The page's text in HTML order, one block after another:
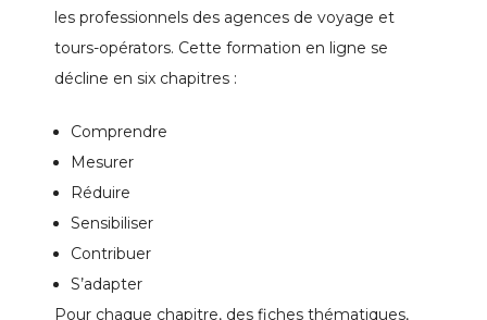
les professionnels des agences de voyage et
tours-opérators. Cette formation en ligne se
décline en six chapitres :
Comprendre
Mesurer
Réduire
Sensibiliser
Contribuer
S’adapter
Pour chaque chapitre, des fiches thématiques,